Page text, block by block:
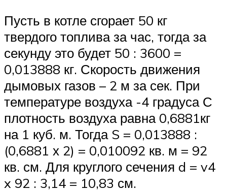
Пусть в котле сгорает 50 кг
твердого топлива за час, тогда за
секунду это будет 50 : 3600 =
0,013888 кг. Скорость движения
дымовых газов – 2 м за сек. При
температуре воздуха -4 градуса С
плотность воздуха равна 0,6881кг
на 1 куб. м. Тогда S = 0,013888 :
(0,6881 х 2) = 0,010092 кв. м = 92
кв. см. Для круглого сечения d = v4
x 92 : 3,14 = 10,83 см.